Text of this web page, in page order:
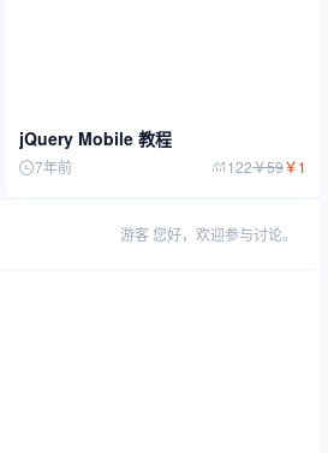
jQuery Mobile 教程
7年前 122￥59￥1
游客 您好，欢迎参与讨论。